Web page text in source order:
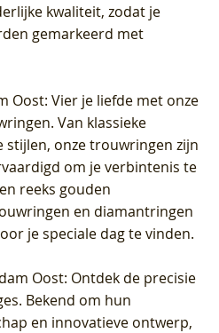
kwaliteit, zodat je
gemarkeerd met
Oost: Vier je liefde met onze
Van klassieke
onze trouwringen zijn
om je verbintenis te
reeks gouden
en diamantringen
je speciale dag te vinden.
Oost: Ontdek de precisie
Bekend om hun
en innovatieve ontwerp,